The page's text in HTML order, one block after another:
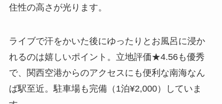
住性の高さが光ります。
ライブで汗をかいた後にゆったりとお風呂に浸か
れるのは嬉しいポイント。立地評価★4.56も優秀
で、関西空港からのアクセスにも便利な南海なん
ば駅至近。駐車場も完備（1泊¥2,000）していま